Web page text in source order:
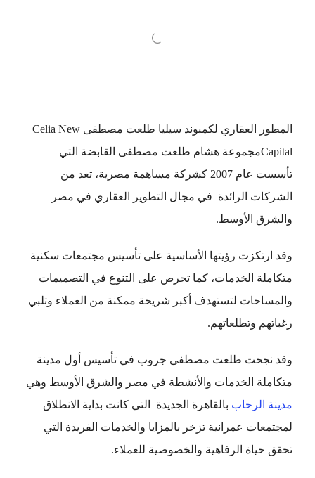
المطور العقاري لكمبوند سيليا طلعت مصطفى Celia New
Capitalمجموعة هشام طلعت مصطفى القابضة التي
تأسست عام 2007 كشركة مساهمة مصرية، تعد من
الشركات الرائدة في مجال التطوير العقاري في مصر
والشرق الأوسط.
وقد ارتكزت رؤيتها الأساسية على تأسيس مجتمعات سكنية
متكاملة الخدمات، كما تحرص على التنوع في التصميمات
والمساحات لتستهدف أكبر شريحة ممكنة من العملاء وتلبي
رغباتهم وتطلعاتهم.
وقد نجحت طلعت مصطفى جروب في تأسيس أول مدينة
متكاملة الخدمات والأنشطة في مصر والشرق الأوسط وهي
مدينة الرحاب بالقاهرة الجديدة التي كانت بداية الانطلاق
لمجتمعات عمرانية تزخر بالمزايا والخدمات الفريدة التي
تحقق حياة الرفاهية والخصوصية للعملاء.